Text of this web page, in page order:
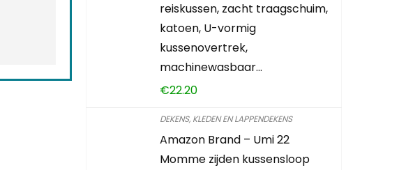
reiskussen, zacht traagschuim,
katoen, U-vormig
kussenovertrek,
machinewasbaar…
€22.20
DEKENS, KLEDEN EN LAPPENDEKENS
Amazon Brand – Umi 22
Momme zijden kussensloop